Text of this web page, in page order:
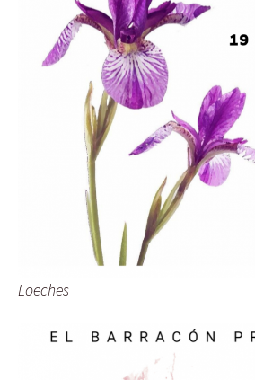
Loeches